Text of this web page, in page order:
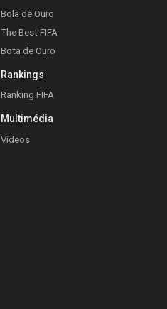
Bola de Ouro
The Best FIFA
Bota de Ouro
Rankings
Ranking FIFA
Multimédia
Vídeos